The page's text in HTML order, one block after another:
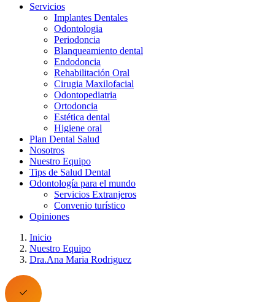
Servicios
Implantes Dentales
Odontologia
Periodoncia
Blanqueamiento dental
Endodoncia
Rehabilitación Oral
Cirugia Maxilofacial
Odontopediatria
Ortodoncia
Estética dental
Higiene oral
Plan Dental Salud
Nosotros
Nuestro Equipo
Tips de Salud Dental
Odontología para el mundo
Servicios Extranjeros
Convenio turístico
Opiniones
Inicio
Nuestro Equipo
Dra.Ana Maria Rodriguez